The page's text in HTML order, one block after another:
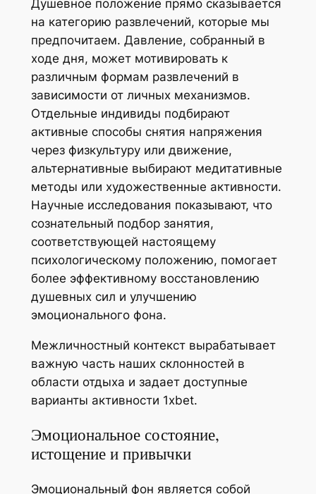
Душевное положение прямо сказывается
на категорию развлечений, которые мы
предпочитаем. Давление, собранный в
ходе дня, может мотивировать к
различным формам развлечений в
зависимости от личных механизмов.
Отдельные индивиды подбирают
активные способы снятия напряжения
через физкультуру или движение,
альтернативные выбирают медитативные
методы или художественные активности.
Научные исследования показывают, что
сознательный подбор занятия,
соответствующей настоящему
психологическому положению, помогает
более эффективному восстановлению
душевных сил и улучшению
эмоционального фона.
Межличностный контекст вырабатывает
важную часть наших склонностей в
области отдыха и задает доступные
варианты активности 1xbet.
Эмоциональное состояние,
истощение и привычки
Эмоциональный фон является собой